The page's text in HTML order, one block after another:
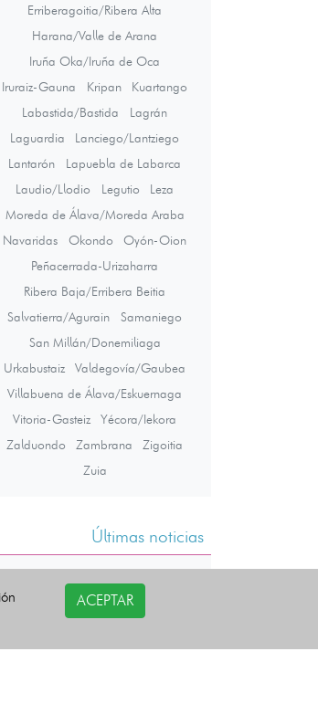
Erriberagoitia/Ribera Alta
Harana/Valle de Arana
Iruña Oka/Iruña de Oca
Iruraiz-Gauna
Kripan
Kuartango
Labastida/Bastida
Lagrán
Laguardia
Lanciego/Lantziego
Lantarón
Lapuebla de Labarca
Laudio/Llodio
Legutio
Leza
Moreda de Álava/Moreda Araba
Navaridas
Okondo
Oyón-Oion
Peñacerrada-Urizaharra
Ribera Baja/Erribera Beitia
Salvatierra/Agurain
Samaniego
San Millán/Donemiliaga
Urkabustaiz
Valdegovía/Gaubea
Villabuena de Álava/Eskuernaga
Vitoria-Gasteiz
Yécora/Iekora
Zalduondo
Zambrana
Zigoitia
Zuia
Últimas noticias
ACEPTAR